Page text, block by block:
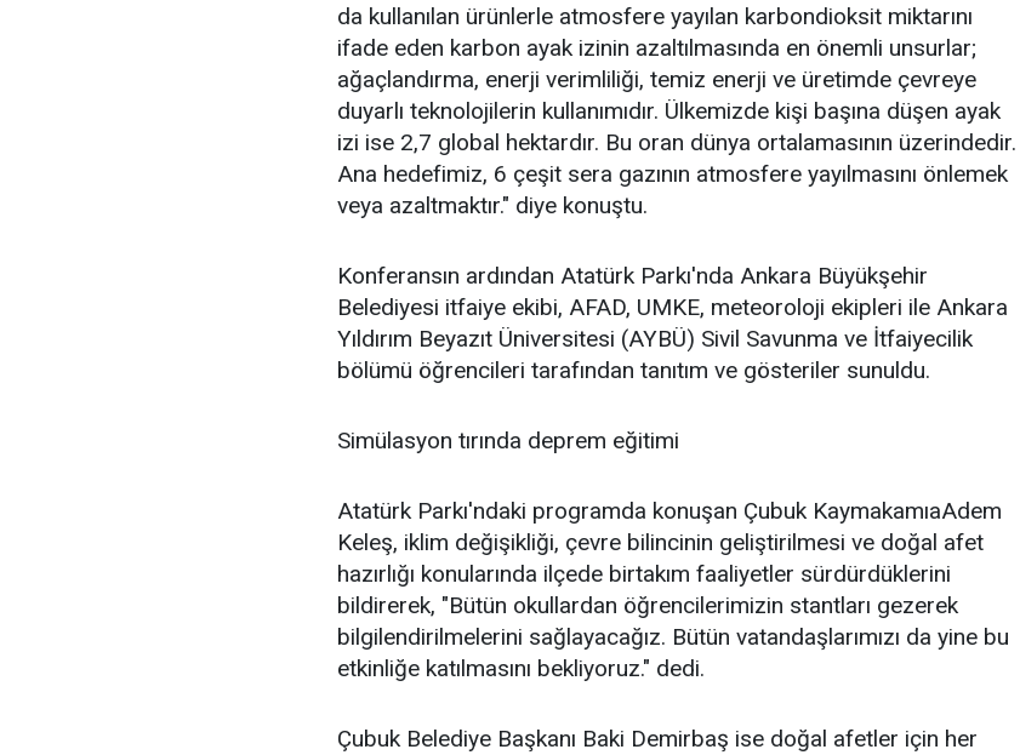
da kullanılan ürünlerle atmosfere yayılan karbondioksit miktarını
ifade eden karbon ayak izinin azaltılmasında en önemli unsurlar;
ağaçlandırma, enerji verimliliği, temiz enerji ve üretimde çevreye
duyarlı teknolojilerin kullanımıdır. Ülkemizde kişi başına düşen ayak
izi ise 2,7 global hektardır. Bu oran dünya ortalamasının üzerindedir.
Ana hedefimiz, 6 çeşit sera gazının atmosfere yayılmasını önlemek
veya azaltmaktır." diye konuştu.
Konferansın ardından Atatürk Parkı'nda Ankara Büyükşehir
Belediyesi itfaiye ekibi, AFAD, UMKE, meteoroloji ekipleri ile Ankara
Yıldırım Beyazıt Üniversitesi (AYBÜ) Sivil Savunma ve İtfaiyecilik
bölümü öğrencileri tarafından tanıtım ve gösteriler sunuldu.
Simülasyon tırında deprem eğitimi
Atatürk Parkı'ndaki programda konuşan Çubuk KaymakamıaAdem
Keleş, iklim değişikliği, çevre bilincinin geliştirilmesi ve doğal afet
hazırlığı konularında ilçede birtakım faaliyetler sürdürdüklerini
bildirerek, "Bütün okullardan öğrencilerimizin stantları gezerek
bilgilendirilmelerini sağlayacağız. Bütün vatandaşlarımızı da yine bu
etkinliğe katılmasını bekliyoruz." dedi.
Çubuk Belediye Başkanı Baki Demirbaş ise doğal afetler için her